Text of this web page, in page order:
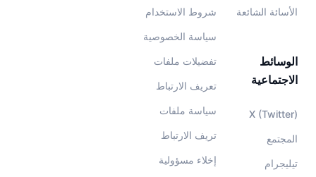
شروط الاستخدام
سياسة الخصوصية
تفضيلات ملفات
تعريف الارتباط
سياسة ملفات
تريف الارتباط
إخلاء مسؤولية
الأسائة الشائعة
الوسائط
الاجتماعية
X (Twitter)
المجتمع
تيليجرام